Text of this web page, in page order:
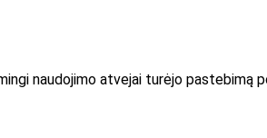
naudojimo atvejai turėjo pastebimą